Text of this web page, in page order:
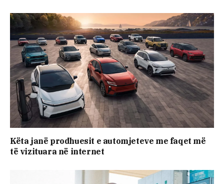
Këta janë prodhuesit e automjeteve me faqet më
të vizituara në internet